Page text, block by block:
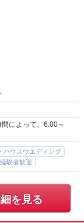
によって、6:00～
ハウスウエディング
験者歓迎
を見る